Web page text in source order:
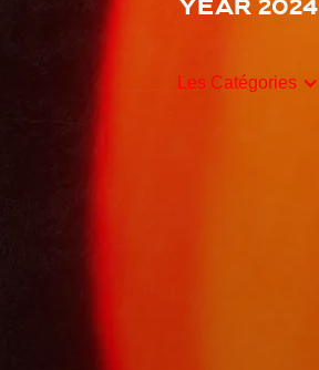
Year 2024
Les Catégories